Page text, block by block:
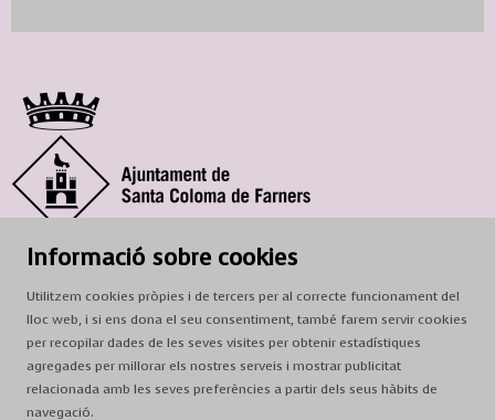
© Ajuntament de Santa Coloma de Farners
Adreça: c. del Prat, 16, 17430 Santa Coloma de Farners
A/e:cultura@scf.cat
Informació sobre cookies
Utilitzem cookies pròpies i de tercers per al correcte funcionament del
lloc web, i si ens dona el seu consentiment, també farem servir cookies
per recopilar dades de les seves visites per obtenir estadístiques
agregades per millorar els nostres serveis i mostrar publicitat
relacionada amb les seves preferències a partir dels seus hàbits de
navegació.